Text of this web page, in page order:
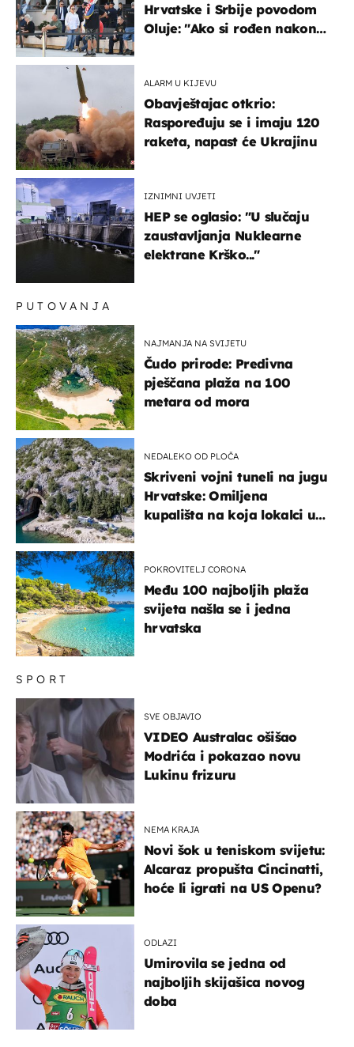
Hrvatske i Srbije povodom
Oluje: "Ako si rođen nakon
ALARM U KIJEVU
Obavještajac otkrio:
Raspoređuju se i imaju 120
raketa, napast će Ukrajinu
IZNIMNI UVJETI
HEP se oglasio: "U slučaju
zaustavljanja Nuklearne
elektrane Krško..."
SPORT
SVE OBJAVIO
VIDEO Australac ošišao
Modrića i pokazao novu
Lukinu frizuru
NEMA KRAJA
Novi šok u teniskom svijetu:
Alcaraz propušta Cincinatti,
hoće li igrati na US Openu?
ODLAZI
Umirovila se jedna od
najboljih skijašica novog
doba
PUTOVANJA
NAJMANJA NA SVIJETU
Čudo prirode: Predivna
pješčana plaža na 100
metara od mora
NEDALEKO OD PLOČA
Skriveni vojni tuneli na jugu
Hrvatske: Omiljena
kupališta na koja lokalci u
POKROVITELJ CORONA
Među 100 najboljih plaža
svijeta našla se i jedna
hrvatska